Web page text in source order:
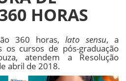
HORAS
360 horas, lato sensu, a
os cursos de pós-graduação
atendem a Resolução
abril de 2018.